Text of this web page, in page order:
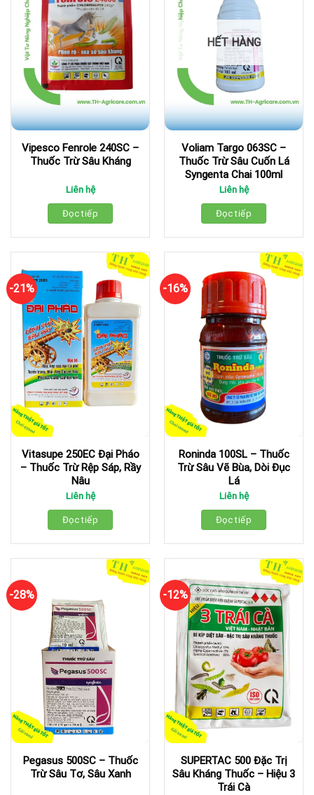
Vipesco Fenrole 240SC –
Thuốc Trừ Sâu Kháng
Liên hệ
Đọc tiếp
HẾT HÀNG
Voliam Targo 063SC –
Thuốc Trừ Sâu Cuốn Lá
Syngenta Chai 100ml
Liên hệ
Đọc tiếp
-21%
Vitasupe 250EC Đại Pháo
– Thuốc Trừ Rệp Sáp, Rầy
Nâu
Liên hệ
Đọc tiếp
-16%
Roninda 100SL – Thuốc
Trừ Sâu Vẽ Bùa, Dòi Đục
Lá
Liên hệ
Đọc tiếp
-28%
Pegasus 500SC – Thuốc
Trừ Sâu Tơ, Sâu Xanh
-12%
SUPERTAC 500 Đặc Trị
Sâu Kháng Thuốc – Hiệu 3
Trái Cà